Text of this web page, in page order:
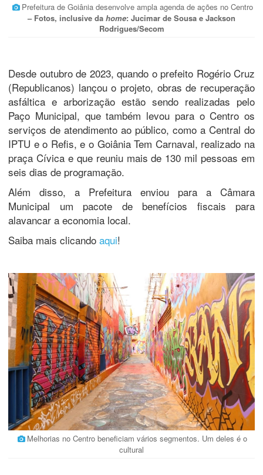
Prefeitura de Goiânia desenvolve ampla agenda de ações no Centro
– Fotos, inclusive da home: Jucimar de Sousa e Jackson
Rodrigues/Secom
Desde outubro de 2023, quando o prefeito Rogério Cruz
(Republicanos) lançou o projeto, obras de recuperação
asfáltica e arborização estão sendo realizadas pelo
Paço Municipal, que também levou para o Centro os
serviços de atendimento ao público, como a Central do
IPTU e o Refis, e o Goiânia Tem Carnaval, realizado na
praça Cívica e que reuniu mais de 130 mil pessoas em
seis dias de programação.
Além disso, a Prefeitura enviou para a Câmara
Municipal um pacote de benefícios fiscais para
alavancar a economia local.
Saiba mais clicando aqui!
Melhorias no Centro beneficiam vários segmentos. Um deles é o
cultural